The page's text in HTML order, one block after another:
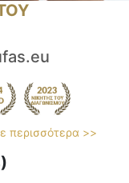
περισσότερα >>